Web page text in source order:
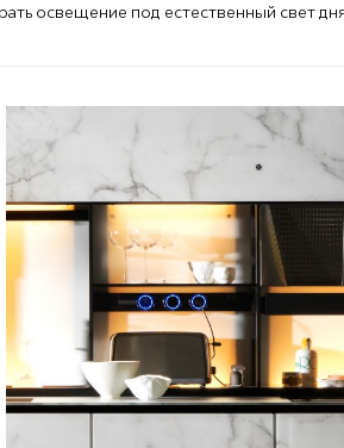
освещение под естественный свет